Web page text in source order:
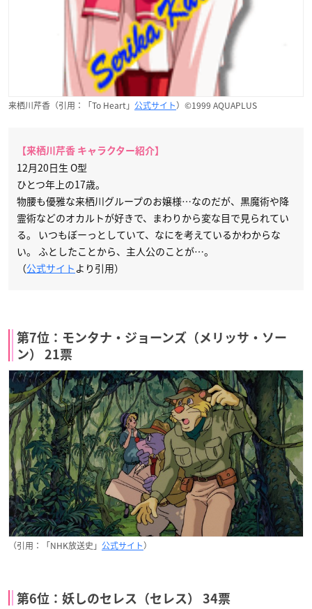
来栖川芹香（引用：「To Heart」 公式サイト）©1999 AQUAPLUS
【来栖川芹香 キャラクター紹介】
12月20日生 O型
ひとつ年上の17歳。
物腰も優雅な来栖川グループのお嬢様…なのだが、黒魔術や降
霊術などのオカルトが好きで、まわりから変な目で見られてい
る。 いつもぼーっとしていて、なにを考えているかわからな
い。 ふとしたことから、主人公のことが…。
（公式サイト より引用）
第7位：モンタナ・ジョーンズ（メリッサ・ソー
ン） 21票
（引用：「NHK放送史」 公式サイト）
第6位：妖しのセレス（セレス） 34票